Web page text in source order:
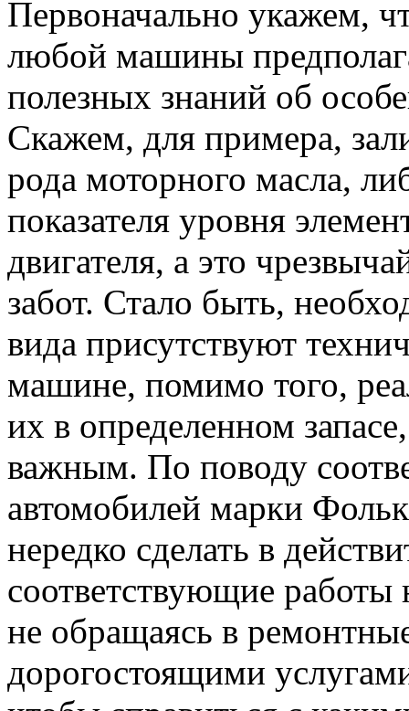
Первоначально укажем,
любой машины
полезных знаний об
Скажем, для примера,
рода моторного масла,
показателя уровня
двигателя, а это
забот. Стало быть,
вида присутствуют
машине, помимо того,
их в определенном
важным. По поводу
автомобилей марки
нередко сделать в
соответствующие работы
не обращаясь в
дорогостоящими